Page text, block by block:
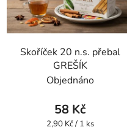
Skoříček 20 n.s. přebal
GREŠÍK
Objednáno
58 Kč
Měrná
2,90 Kč / 1 ks